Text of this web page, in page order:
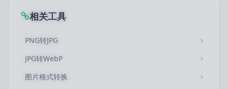
相关工具
PNG转JPG
JPG转WebP
图片格式转换